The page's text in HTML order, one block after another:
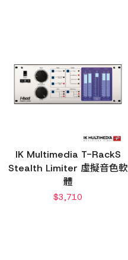
IK Multimedia T-RackS
Stealth Limiter 虛擬音色軟
體
$3,710